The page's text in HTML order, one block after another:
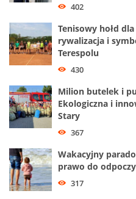
402
Tenisowy hołd
rywalizacja i
Terespolu
430
Milion butelek i
Ekologiczna i
Stary
367
Wakacyjny
prawo do
317